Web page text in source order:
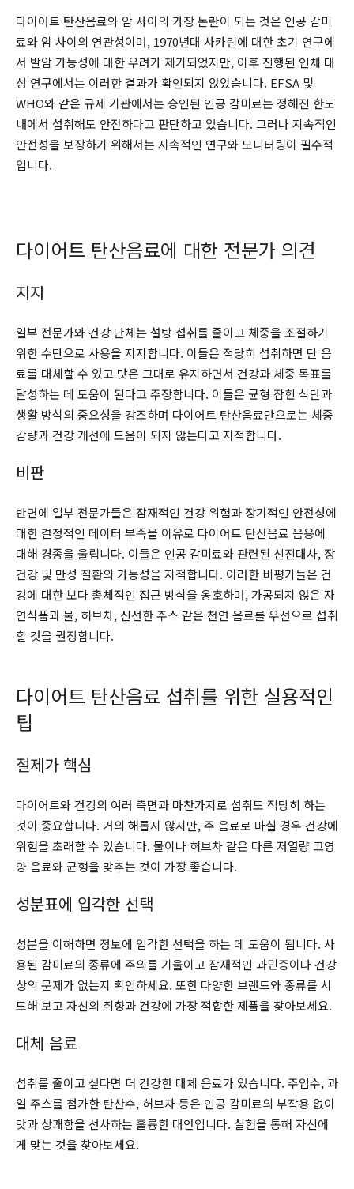
다이어트 탄산음료와 암 사이의 가장 논란이 되는 것은 인공 감미
료와 암 사이의 연관성이며, 1970년대 사카린에 대한 초기 연구에
서 발암 가능성에 대한 우려가 제기되었지만, 이후 진행된 인체 대
상 연구에서는 이러한 결과가 확인되지 않았습니다. EFSA 및
WHO와 같은 규제 기관에서는 승인된 인공 감미료는 정해진 한도
내에서 섭취해도 안전하다고 판단하고 있습니다. 그러나 지속적인
안전성을 보장하기 위해서는 지속적인 연구와 모니터링이 필수적
입니다.
다이어트 탄산음료에 대한 전문가 의견
지지
일부 전문가와 건강 단체는 설탕 섭취를 줄이고 체중을 조절하기
위한 수단으로 사용을 지지합니다. 이들은 적당히 섭취하면 단 음
료를 대체할 수 있고 맛은 그대로 유지하면서 건강과 체중 목표를
달성하는 데 도움이 된다고 주장합니다. 이들은 균형 잡힌 식단과
생활 방식의 중요성을 강조하며 다이어트 탄산음료만으로는 체중
감량과 건강 개선에 도움이 되지 않는다고 지적합니다.
비판
반면에 일부 전문가들은 잠재적인 건강 위험과 장기적인 안전성에
대한 결정적인 데이터 부족을 이유로 다이어트 탄산음료 음용에
대해 경종을 울립니다. 이들은 인공 감미료와 관련된 신진대사, 장
건강 및 만성 질환의 가능성을 지적합니다. 이러한 비평가들은 건
강에 대한 보다 총체적인 접근 방식을 옹호하며, 가공되지 않은 자
연식품과 물, 허브차, 신선한 주스 같은 천연 음료를 우선으로 섭취
할 것을 권장합니다.
다이어트 탄산음료 섭취를 위한 실용적인
팁
절제가 핵심
다이어트와 건강의 여러 측면과 마찬가지로 섭취도 적당히 하는
것이 중요합니다. 거의 해롭지 않지만, 주 음료로 마실 경우 건강에
위험을 초래할 수 있습니다. 물이나 허브차 같은 다른 저열량 고영
양 음료와 균형을 맞추는 것이 가장 좋습니다.
성분표에 입각한 선택
성분을 이해하면 정보에 입각한 선택을 하는 데 도움이 됩니다. 사
용된 감미료의 종류에 주의를 기울이고 잠재적인 과민증이나 건강
상의 문제가 없는지 확인하세요. 또한 다양한 브랜드와 종류를 시
도해 보고 자신의 취향과 건강에 가장 적합한 제품을 찾아보세요.
대체 음료
섭취를 줄이고 싶다면 더 건강한 대체 음료가 있습니다. 주입수, 과
일 주스를 첨가한 탄산수, 허브차 등은 인공 감미료의 부작용 없이
맛과 상쾌함을 선사하는 훌륭한 대안입니다. 실험을 통해 자신에
게 맞는 것을 찾아보세요.